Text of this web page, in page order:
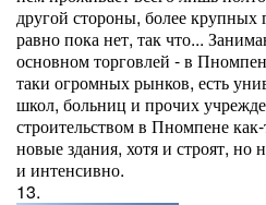
другой стороны, более крупных
равно пока нет, так что...
основном торговлей - в
таки огромных рынков, есть
школ, больниц и прочих
строительством в Пномпене
новые здания, хотя и строят, но
и интенсивно.
13.